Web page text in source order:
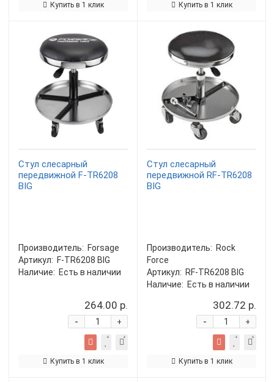
Купить в 1 клик Купить в 1 клик
Стул слесарный
передвижной F-TR6208
BIG
Производитель: Forsage
Артикул: F-TR6208 BIG
Наличие: Есть в наличии
264.00 р.
+
-
Купить в 1 клик
Стул слесарный
передвижной RF-TR6208
BIG
Производитель: Rock
Force
Артикул: RF-TR6208 BIG
Наличие: Есть в наличии
302.72 р.
+
-
Купить в 1 клик